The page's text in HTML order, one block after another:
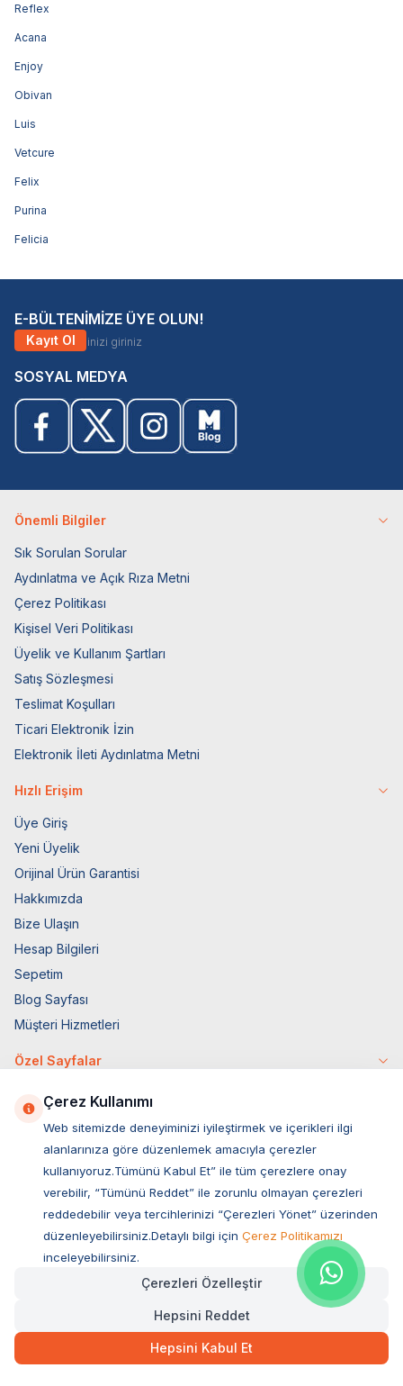
Reflex
Acana
Enjoy
Obivan
Luis
Vetcure
Felix
Purina
Felicia
E-BÜLTENİMİZE ÜYE OLUN!
Kayıt Ol
SOSYAL MEDYA
Önemli Bilgiler
Sık Sorulan Sorular
Aydınlatma ve Açık Rıza Metni
Çerez Politikası
Kişisel Veri Politikası
Üyelik ve Kullanım Şartları
Satış Sözleşmesi
Teslimat Koşulları
Ticari Elektronik İzin
Elektronik İleti Aydınlatma Metni
Hızlı Erişim
Üye Giriş
Yeni Üyelik
Orijinal Ürün Garantisi
Hakkımızda
Bize Ulaşın
Hesap Bilgileri
Sepetim
Blog Sayfası
Müşteri Hizmetleri
Özel Sayfalar
4 Ekim Özel
Markalar
Tüy Savaşları
Socar İş Birliği
İyzico İş Birliği
Mobil Uygulama
Çerez Kullanımı
Web sitemizde deneyiminizi iyileştirmek ve içerikleri ilgi
alanlarınıza göre düzenlemek amacıyla çerezler
kullanıyoruz.Tümünü Kabul Et” ile tüm çerezlere onay
verebilir, “Tümünü Reddet” ile zorunlu olmayan çerezleri
reddedebilir veya tercihlerinizi “Çerezleri Yönet” üzerinden
düzenleyebilirsiniz.Detaylı bilgi için Çerez Politikamızı
inceleyebilirsiniz.
Çerezleri Özelleştir
Hepsini Reddet
Hepsini Kabul Et